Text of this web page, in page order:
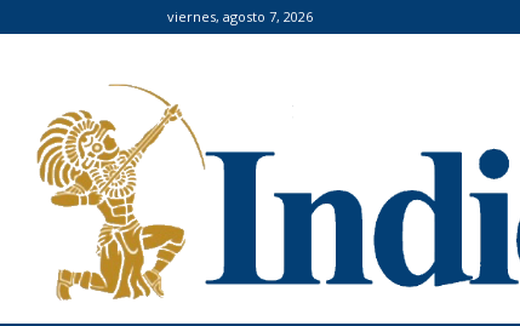
viernes, agosto 7, 2026